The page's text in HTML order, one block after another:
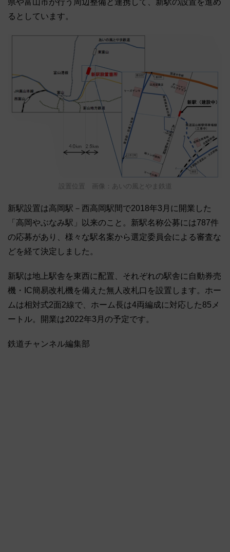
県や富山市が行う周辺整備と連携して、新駅の設置を進め
るとしています。
設置位置 画像：あいの風とやま鉄道
新駅設置は高岡駅－西高岡駅間で2018年3月に開業した
「高岡やぶなみ駅」以来のこと。新駅名称公募には787件
の応募があり、様々な駅名案から選定委員会による審査な
どを経て決定しました。
新駅は地上駅舎を東西に配置、それぞれの駅舎に自動券売
機・IC簡易改札機を備えた無人改札口を設置します。ホー
ムは相対式2面2線で、ホーム長は4両編成に対応した85メ
ートル。開業は2022年3月の予定です。
鉄道チャンネル編集部